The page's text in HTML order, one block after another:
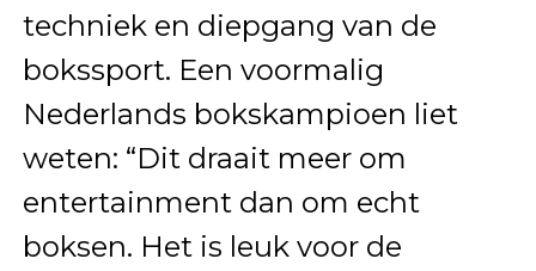
techniek en diepgang van de
bokssport. Een voormalig
Nederlands bokskampioen liet
weten: “Dit draait meer om
entertainment dan om echt
boksen. Het is leuk voor de